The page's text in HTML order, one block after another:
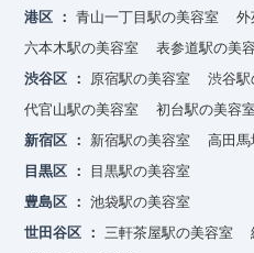
港区
青山一丁目駅の美容室
外
六本木駅の美容室
表参道駅の美
渋谷区
原宿駅の美容室 渋谷駅
代官山駅の美容室
初台駅の美容室
新宿区
新宿駅の美容室
高田馬
目黒区
目黒駅の美容室
豊島区
池袋駅の美容室
世田谷区
三軒茶屋駅の美容室